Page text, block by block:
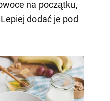
na początku,
dodać je pod